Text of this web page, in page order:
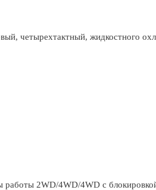
четырехтактный, жидкостного
2WD/4WD/4WD c